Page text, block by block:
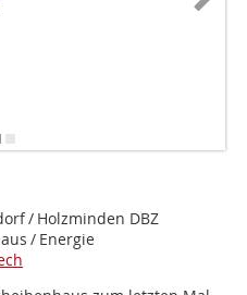
/ Holzminden DBZ
/ Energie